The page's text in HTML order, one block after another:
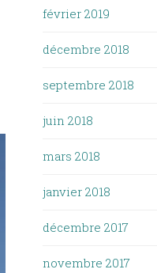
février 2019
décembre 2018
septembre 2018
juin 2018
mars 2018
janvier 2018
décembre 2017
novembre 2017